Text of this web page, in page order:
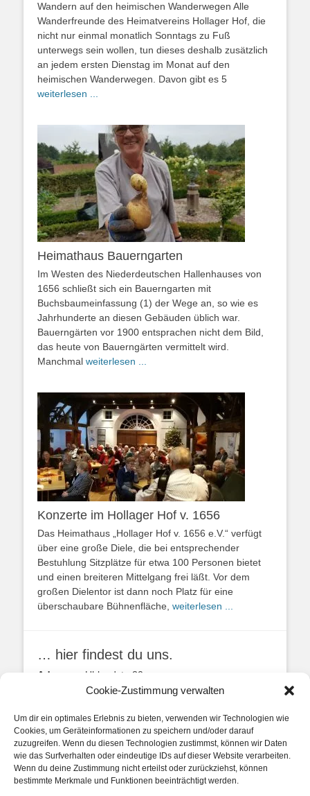
Cookie-Zustimmung verwalten
Um dir ein optimales Erlebnis zu bieten, verwenden wir Technologien wie
Cookies, um Geräteinformationen zu speichern und/oder darauf
zuzugreifen. Wenn du diesen Technologien zustimmst, können wir Daten
wie das Surfverhalten oder eindeutige IDs auf dieser Website verarbeiten.
Wenn du deine Zustimmung nicht erteilst oder zurückziehst, können
bestimmte Merkmale und Funktionen beeinträchtigt werden.
Wandern auf den heimischen Wanderwegen Alle
Wanderfreunde des Heimatvereins Hollager Hof, die
nicht nur einmal monatlich Sonntags zu Fuß
unterwegs sein wollen, tun dieses deshalb zusätzlich
an jedem ersten Dienstag im Monat auf den
heimischen Wanderwegen. Davon gibt es 5
weiterlesen ...
Heimathaus Bauerngarten
Im Westen des Niederdeutschen Hallenhauses von
1656 schließt sich ein Bauerngarten mit
Buchsbaumeinfassung (1) der Wege an, so wie es
Jahrhunderte an diesen Gebäuden üblich war.
Bauerngärten vor 1900 entsprachen nicht dem Bild,
das heute von Bauerngärten vermittelt wird.
Manchmal weiterlesen ...
Konzerte im Hollager Hof v. 1656
Das Heimathaus „Hollager Hof v. 1656 e.V.“ verfügt
über eine große Diele, die bei entsprechender
Bestuhlung Sitzplätze für etwa 100 Personen bietet
und einen breiteren Mittelgang frei läßt. Vor dem
großen Dielentor ist dann noch Platz für eine
überschaubare Bühnenfläche, weiterlesen ...
… hier findest du uns.
Adresse: Uhlandstr. 20
49134 Wallenhorst
unsere Posts